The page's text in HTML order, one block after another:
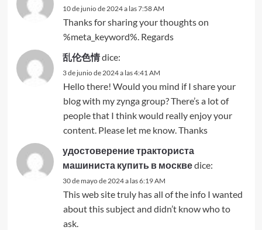
10 de junio de 2024 a las 7:58 AM
Thanks for sharing your thoughts on
%meta_keyword%. Regards
乱伦色情dice:
3 de junio de 2024 a las 4:41 AM
Hello there! Would you mind if I share your
blog with my zynga group? There’s a lot of
people that I think would really enjoy your
content. Please let me know. Thanks
удостоверение тракториста
машиниста купить в москвеdice:
30 de mayo de 2024 a las 6:19 AM
This web site truly has all of the info I wanted
about this subject and didn’t know who to
ask.